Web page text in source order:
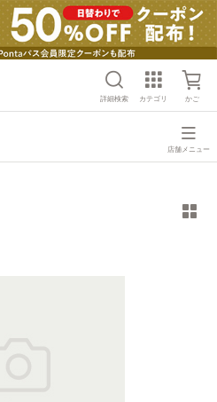
詳細検索 カテゴリ かご
店舗メニュー